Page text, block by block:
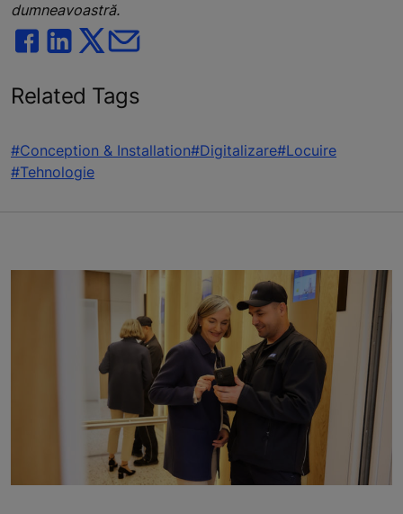
dumneavoastră.
Related Tags
#Conception & Installation#Digitalizare#Locuire
#Tehnologie